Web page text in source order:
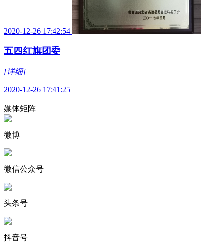
2020-12-26 17:42:54
五四红旗团委
[详细]
2020-12-26 17:41:25
媒体矩阵
微博
微信公众号
头条号
抖音号